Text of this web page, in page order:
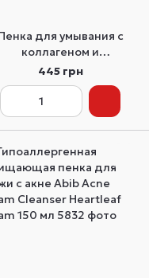
для умывания с
коллагеном и
Medi-
Peel Red Lacto Collagen
Clear 120 мл
445 грн